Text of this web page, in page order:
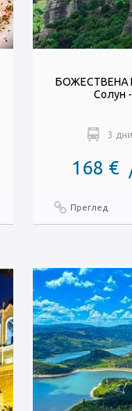
БОЖЕСТВЕНА
Солун
3
168 €
Преглед